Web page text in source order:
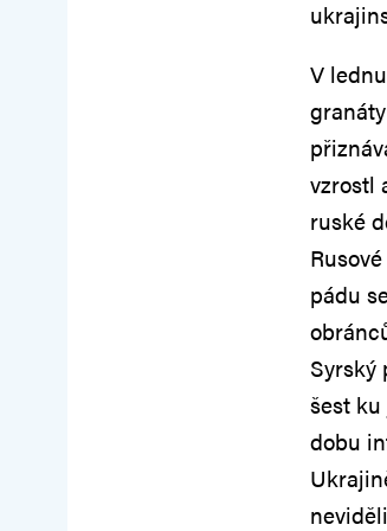
V
vzrostl
ruské
pádu
Syrský
šest ku
dobu